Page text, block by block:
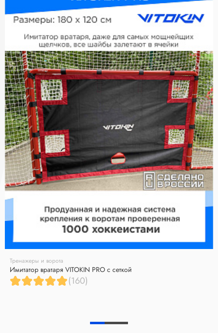
Тренажеры и ворота
Имитатор вратаря VITOKIN PRO с сеткой
(160)